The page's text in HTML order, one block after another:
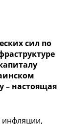
сил по
– настоящая
инфляции,